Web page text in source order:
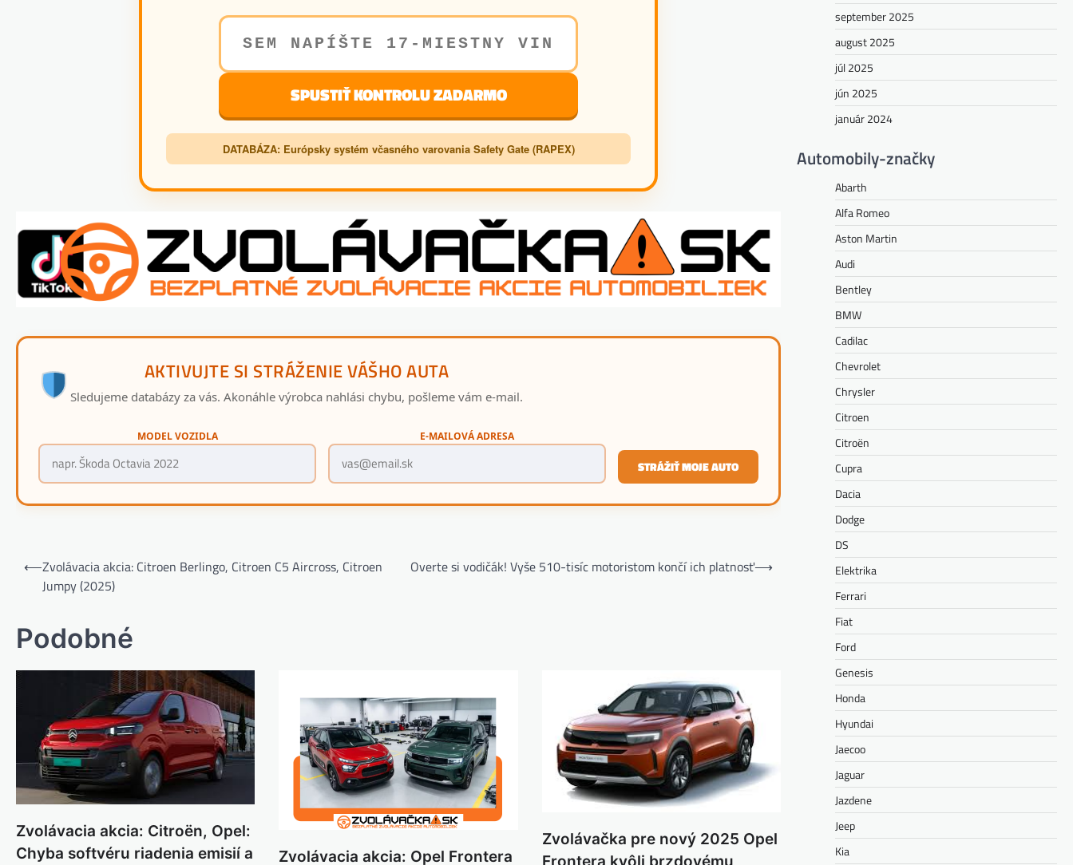
SPUSTIŤ KONTROLU ZADARMO
DATABÁZA: Európsky systém včasného varovania Safety Gate (RAPEX)
AKTIVUJTE SI STRÁŽENIE VÁŠHO AUTA
Sledujeme databázy za vás. Akonáhle výrobca nahlási chybu, pošleme vám e-mail.
MODEL VOZIDLA E-MAILOVÁ ADRESA
STRÁŽIŤ MOJE AUTO
Navigácia
⟵Zvolávacia akcia: Citroen Berlingo, Citroen C5 Aircross, Citroen
Jumpy (2025)
Overte si vodičák! Vyše 510-tisíc motoristom končí ich platnosť⟶
Podobné
Zvolávacia akcia: Citroën, Opel:
Chyba softvéru riadenia emisií a
Zvolávacia akcia: Opel Frontera
Zvolávačka pre nový 2025 Opel
september 2025
august 2025
júl 2025
jún 2025
január 2024
Automobily-značky
Abarth
Alfa Romeo
Aston Martin
Audi
Bentley
BMW
Cadilac
Chevrolet
Chrysler
Citroen
Citroën
Cupra
Dacia
Dodge
DS
Elektrika
Ferrari
Fiat
Ford
Genesis
Honda
Hyundai
Jaecoo
Jaguar
Jazdene
Jeep
Kia